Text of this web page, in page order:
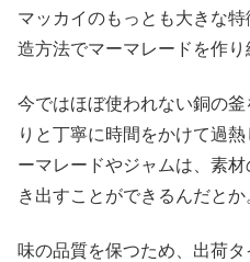
マッカイのもっとも大きな
造方法でマーマレードを作り
今ではほぼ使われない銅の
りと丁寧に時間をかけて過
ーマレードやジャムは、素材
き出すことができるんだとか
味の品質を保つため、出荷